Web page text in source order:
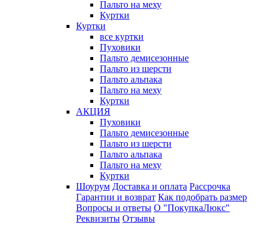
Пальто на меху
Куртки
Куртки
все куртки
Пуховики
Пальто демисезонные
Пальто из шерсти
Пальто альпака
Пальто на меху
Куртки
АКЦИЯ
Пуховики
Пальто демисезонные
Пальто из шерсти
Пальто альпака
Пальто на меху
Куртки
Шоурум Доставка и оплата Рассрочка
Гарантии и возврат Как подобрать размер
Вопросы и ответы О "ПокупкаЛюкс"
Реквизиты Отзывы